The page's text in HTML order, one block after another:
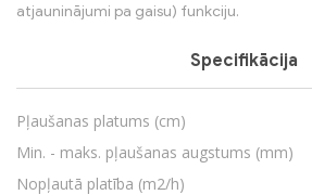
atjauninājumi pa gaisu) funkciju.
Specifikācija
Pļaušanas platums (cm)
Min. - maks. pļaušanas augstums (mm)
Nopļautā platība (m2/h)